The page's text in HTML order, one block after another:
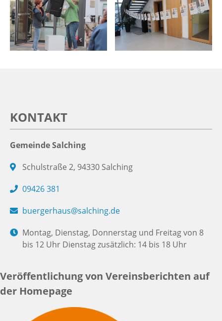
KONTAKT
Gemeinde Salching
Schulstraße 2, 94330 Salching
09426 381
buergerhaus@salching.de
Montag, Dienstag, Donnerstag und Freitag von 8
bis 12 Uhr Dienstag zusätzlich: 14 bis 18 Uhr
Veröffentlichung von Vereinsberichten auf
der Homepage